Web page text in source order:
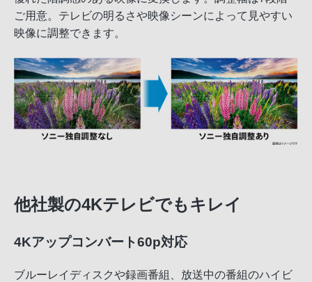
ご用意。テレビの明るさや映像シーンによって見やすい
映像に調整できます。
他社製の4Kテレビでもキレイ
4Kアップコンバート60p対応
ブルーレイディスクや録画番組、放送中の番組のハイビ